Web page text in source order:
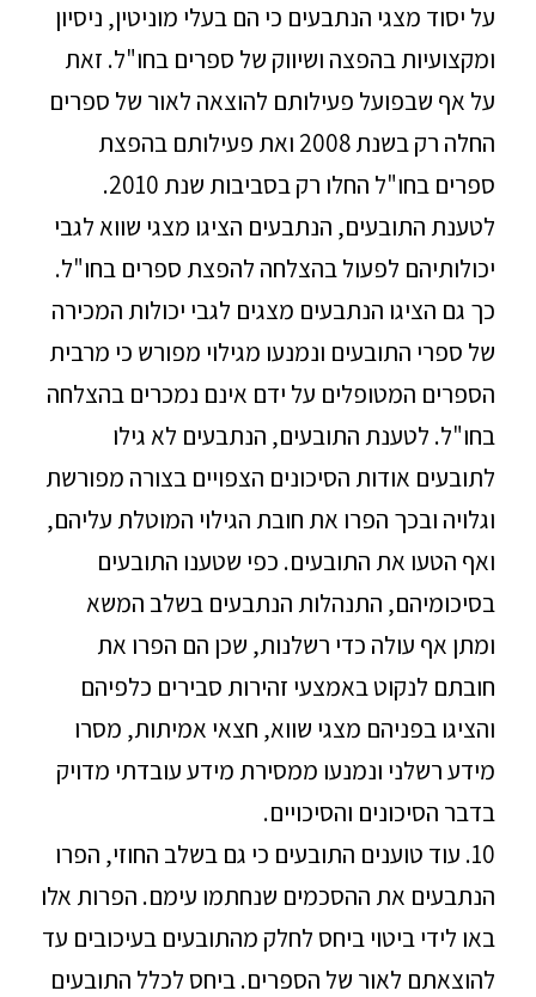
על יסוד מצגי הנתבעים כי הם בעלי מוניטין, ניסיון
ומקצועיות בהפצה ושיווק של ספרים בחו"ל. זאת
על אף שבפועל פעילותם להוצאה לאור של ספרים
החלה רק בשנת 2008 ואת פעילותם בהפצת
ספרים בחו"ל החלו רק בסביבות שנת 2010.
לטענת התובעים, הנתבעים הציגו מצגי שווא לגבי
יכולותיהם לפעול בהצלחה להפצת ספרים בחו"ל.
כך גם הציגו הנתבעים מצגים לגבי יכולות המכירה
של ספרי התובעים ונמנעו מגילוי מפורש כי מרבית
הספרים המטופלים על ידם אינם נמכרים בהצלחה
בחו"ל. לטענת התובעים, הנתבעים לא גילו
לתובעים אודות הסיכונים הצפויים בצורה מפורשת
וגלויה ובכך הפרו את חובת הגילוי המוטלת עליהם,
ואף הטעו את התובעים. כפי שטענו התובעים
בסיכומיהם, התנהלות הנתבעים בשלב המשא
ומתן אף עולה כדי רשלנות, שכן הם הפרו את
חובתם לנקוט באמצעי זהירות סבירים כלפיהם
והציגו בפניהם מצגי שווא, חצאי אמיתות, מסרו
מידע רשלני ונמנעו ממסירת מידע עובדתי מדויק
בדבר הסיכונים והסיכויים.
10. עוד טוענים התובעים כי גם בשלב החוזי, הפרו
הנתבעים את ההסכמים שנחתמו עימם. הפרות אלו
באו לידי ביטוי ביחס לחלק מהתובעים בעיכובים עד
להוצאתם לאור של הספרים. ביחס לכלל התובעים